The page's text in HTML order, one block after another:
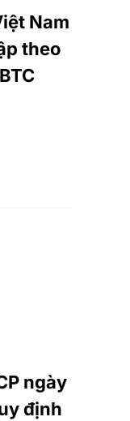
Nam
theo
ngày
định